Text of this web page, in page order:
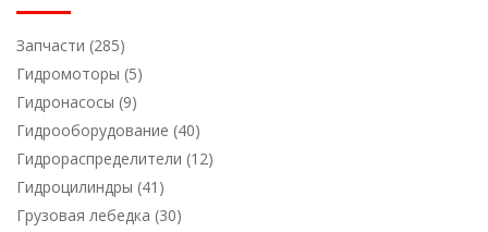
Запчасти (285)
Гидромоторы (5)
Гидронасосы (9)
Гидрооборудование (40)
Гидрораспределители (12)
Гидроцилиндры (41)
Грузовая лебедка (30)